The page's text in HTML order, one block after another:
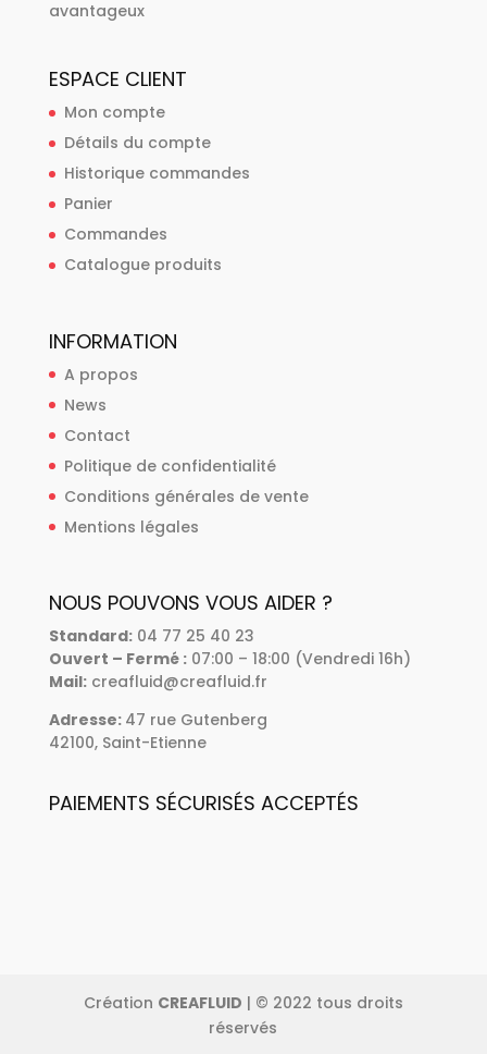
avantageux
ESPACE CLIENT
Mon compte
Détails du compte
Historique commandes
Panier
Commandes
Catalogue produits
INFORMATION
A propos
News
Contact
Politique de confidentialité
Conditions générales de vente
Mentions légales
NOUS POUVONS VOUS AIDER ?
Standard:04 77 25 40 23
Ouvert – Fermé :07:00 – 18:00 (Vendredi 16h)
Mail:creafluid@creafluid.fr
Adresse: 47 rue Gutenberg
42100, Saint-Etienne
PAIEMENTS SÉCURISÉS ACCEPTÉS
Création CREAFLUID | © 2022 tous droits
réservés